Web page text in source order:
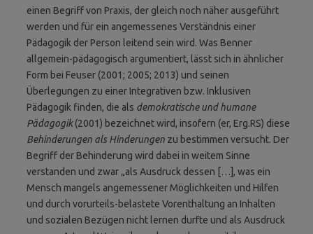
einen Begriff von Praxis, der gleich noch näher ausgeführt
werden und für ein angemessenes Verständnis einer
Pädagogik der Person leitend sein wird. Was Benner
allgemein-pädagogisch argumentiert, lässt sich in ähnlicher
Form bei Feuser (2001; 2005; 2013) und seinen
Überlegungen zu einer Integrativen bzw. Inklusiven
Pädagogik finden, die als demokratische und humane
Pädagogik(2001) bezeichnet wird, insofern (er, Erg.RS) diese
Behinderungen als Hinderungen zu bestimmen versucht. Der
Begriff der Behinderung wird dabei in weitem Sinne
verstanden und zwar „als Ausdruck dessen […], was ein
Mensch mangels angemessener Möglichkeiten und Hilfen
und durch vorurteils-belastete Vorenthaltung an Inhalten
und sozialen Bezügen nicht lernen durfte und als Ausdruck